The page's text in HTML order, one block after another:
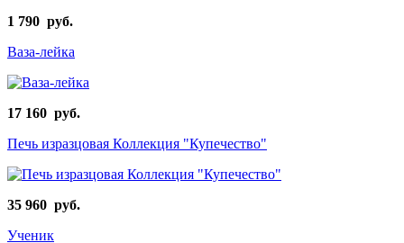
1 790 руб.
Ваза-лейка
17 160 руб.
Печь изразцовая Коллекция "Купечество"
35 960 руб.
Ученик